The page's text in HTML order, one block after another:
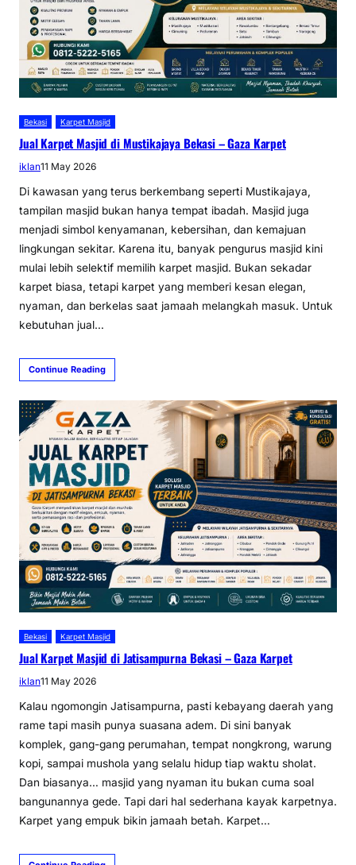
Bekasi Karpet Masjid
Jual Karpet Masjid di Mustikajaya Bekasi – Gaza Karpet
iklan11 May 2026
Di kawasan yang terus berkembang seperti Mustikajaya,
tampilan masjid bukan hanya tempat ibadah. Masjid juga
menjadi simbol kenyamanan, kebersihan, dan kemajuan
lingkungan sekitar. Karena itu, banyak pengurus masjid kini
mulai lebih selektif memilih karpet masjid. Bukan sekadar
karpet biasa, tetapi karpet yang memberi kesan elegan,
nyaman, dan berkelas saat jamaah melangkah masuk. Untuk
kebutuhan jual…
Continue Reading
Bekasi Karpet Masjid
Jual Karpet Masjid di Jatisampurna Bekasi – Gaza Karpet
iklan11 May 2026
Kalau ngomongin Jatisampurna, pasti kebayang daerah yang
rame tapi masih punya suasana adem. Di sini banyak
komplek, gang-gang perumahan, tempat nongkrong, warung
kopi, sampai mushola yang selalu hidup tiap waktu sholat.
Dan biasanya… masjid yang nyaman itu bukan cuma soal
bangunannya gede. Tapi dari hal sederhana kayak karpetnya.
Karpet yang empuk bikin jamaah betah. Karpet…